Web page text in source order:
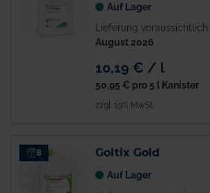
Auf Lager
Lieferung voraussichtlich
August 2026
10,19 € / l
50,95 € pro 5 l Kanister
zzgl. 19% MwSt.
8 Goltix Gold
Auf Lager